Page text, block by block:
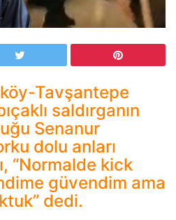
Tavşantepe
saldırganın
Senanur
dolu anları
“Normalde kick
güvendim ama
dedi.